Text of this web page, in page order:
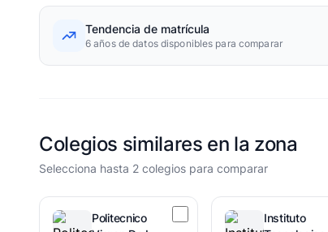
Tendencia de matrícula
6 años de datos disponibles para comparar
Colegios similares en la zona
Selecciona hasta 2 colegios para comparar
Politecnico
Instituto